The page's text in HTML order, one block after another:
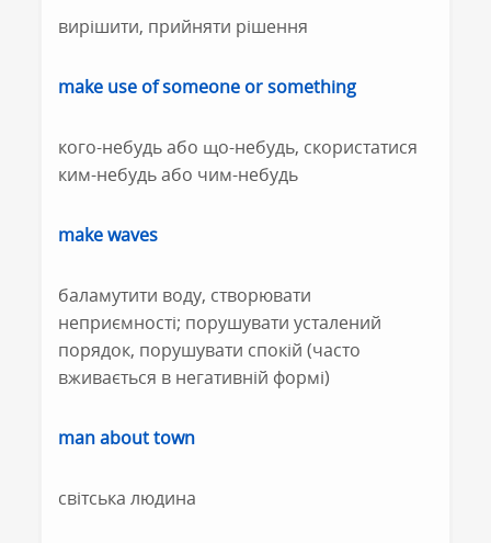
вирішити, прийняти рішення
make use of someone or something
кого-небудь або що-небудь, скористатися
ким-небудь або чим-небудь
make waves
баламутити воду, створювати
неприємності; порушувати усталений
порядок, порушувати спокій (часто
вживається в негативній формі)
man about town
світська людина